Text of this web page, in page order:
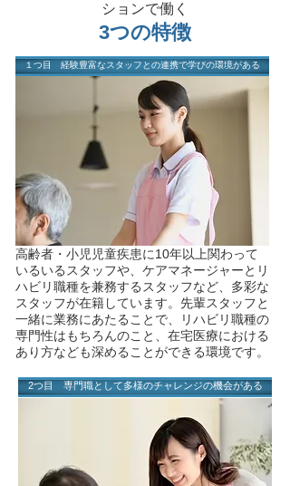
ションで働く
3つの特徴
１つ目 経験豊富なスタッフとの連携で学びの環境がある
高齢者・小児児童疾患に10年以上関わって
いるいるスタッフや、ケアマネージャーとリ
ハビリ職種を兼務するスタッフなど、多彩な
スタッフが在籍しています。先輩スタッフと
一緒に業務にあたることで、リハビリ職種の
専門性はもちろんのこと、在宅医療における
あり方なども深めることができる環境です。
2つ目 専門職として多様のチャレンジの機会がある